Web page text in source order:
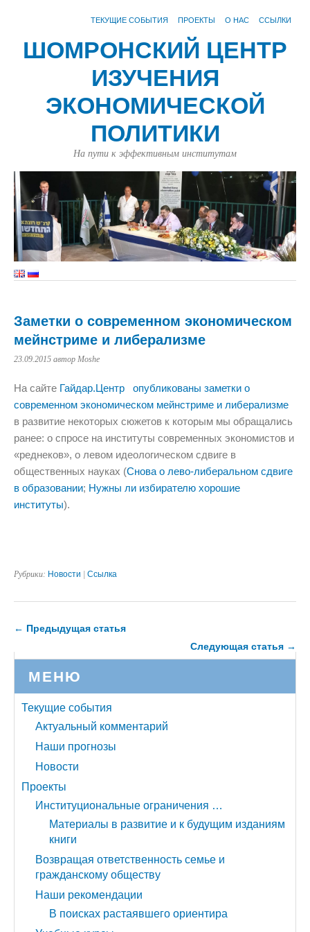
ТЕКУЩИЕ СОБЫТИЯ ПРОЕКТЫ О НАС ССЫЛКИ
ШОМРОНСКИЙ ЦЕНТР
ИЗУЧЕНИЯ
ЭКОНОМИЧЕСКОЙ
ПОЛИТИКИ
На пути к эффективным институтам
Заметки о современном экономическом
мейнстриме и либерализме
23.09.2015 автор Moshe
На сайте Гайдар.Центр
опубликованы заметки о
современном экономическом мейнстриме и либерализме
в развитие некоторых сюжетов к которым мы обращались
ранее: о спросе на институты современных экономистов и
«реднеков», о левом идеологическом сдвиге в
общественных науках (Снова о лево-либеральном сдвиге
в образовании; Нужны ли избирателю хорошие
институты).
Рубрики: Новости | Ссылка
← Предыдущая статья
Следующая статья →
МЕНЮ
Текущие события
Актуальный комментарий
Наши прогнозы
Новости
Проекты
Институциональные ограничения …
Материалы в развитие и к будущим изданиям
книги
Возвращая ответственность семье и
гражданскому обществу
Наши рекомендации
В поисках растаявшего ориентира